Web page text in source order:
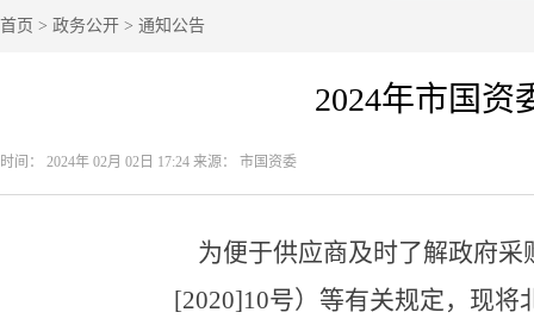
首页 > 政务公开 > 通知公告
2024年市国资
时间： 2024年 02月 02日 17:24 来源： 市国资委
为便于供应商及时了解政府采
[2020]10号）等有关规定，现将